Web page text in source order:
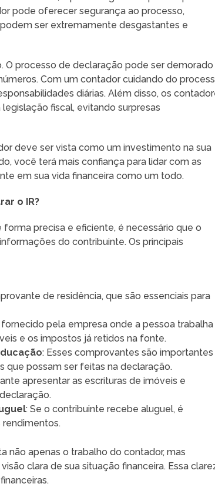
pode oferecer segurança ao processo,
ser extremamente desgastantes e
processo de declaração pode ser demorado
Com um contador cuidando do
diárias. Além disso, os
fiscal, evitando surpresas
deve ser vista como um investimento na sua
você terá mais confiança para lidar com as
em sua vida financeira como um todo.
o IR?
precisa e eficiente, é necessário que o
do contribuinte. Os principais
de residência, que são essenciais para
pela empresa onde a pessoa trabalha
e os impostos já retidos na fonte.
: Esses comprovantes são importantes
que possam ser feitas na declaração.
apresentar as escrituras de imóveis e
: Se o contribuinte recebe aluguel, é
não apenas o trabalho do contador, mas
clara de sua situação financeira. Essa